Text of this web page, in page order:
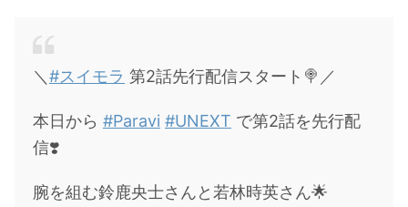
＼ #スイモラ 第2話先行配信スタート🍭／
本日から #Paravi #UNEXT で第2話を先行配
信❣️
腕を組む鈴鹿央士さんと若林時英さん🌟